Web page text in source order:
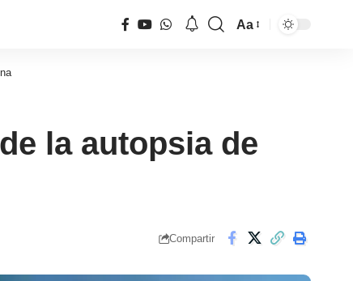
Aa
la autopsia de
Compartir